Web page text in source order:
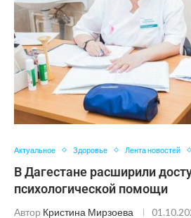
Актуальное Здоровье Лента новостей
В Дагестане расширили
психологической помощи
Автор Кристина Мирзоева